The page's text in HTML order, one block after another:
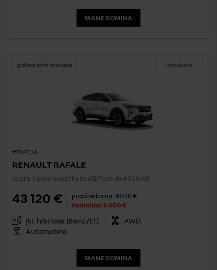
MANE DOMINA
atvyksta
galima pvm atskaita
#1769C_26
RENAULT RAFALE
esprit Alpine hyper hybrid E-Tech 4x4 300AG
43 120 € pradinė kaina:49 120 €
nuolaida:6 000 €
Įkr. hibridas (Benz./El.)
AWD
Automatinė
MANE DOMINA